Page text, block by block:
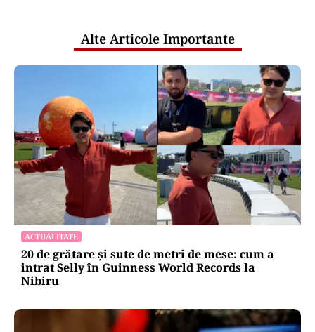
Alte Articole Importante
ACTUALITATE
20 de grătare și sute de metri de mese: cum a
intrat Selly în Guinness World Records la
Nibiru